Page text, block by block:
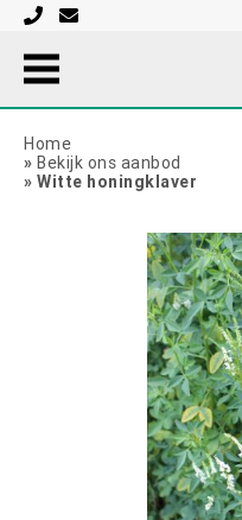
Home
» Bekijk ons aanbod
» Witte honingklaver